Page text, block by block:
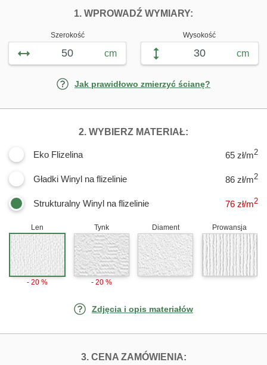
1. WPROWADŹ WYMIARY:
Szerokość
cm
Wysokość
cm
Jak prawidłowo zmierzyć ścianę?
2. WYBIERZ MATERIAŁ:
Eko Flizelina 65 zł/m2
Gładki Winyl na flizelinie 86 zł/m2
Strukturalny Winyl na flizelinie 76 zł/m2
Len
- 20 %
Tynk
- 20 %
Diament Prowansja
Zdjęcia i opis materiałów
3. CENA ZAMÓWIENIA:FOTOTAPETY